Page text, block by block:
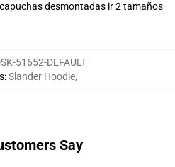
desmontadas ir 2 tamaños
51652-DEFAULT
:Slander Hoodie,
Say